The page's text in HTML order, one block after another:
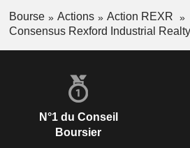
Bourse Actions
Action REXR
Consensus Rexford Industrial
N°1 du Conseil
Boursier